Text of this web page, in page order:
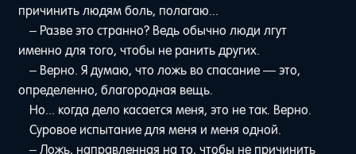
причинить людям боль, полагаю...
– Разве это странно? Ведь обычно люди лгут
именно для того, чтобы не ранить других.
– Верно. Я думаю, что ложь во спасание — это,
определенно, благородная вещь.
Но... когда дело касается меня, это не так. Верно.
Суровое испытание для меня и меня одной.
– Ложь, направленная на то, чтобы не причинить